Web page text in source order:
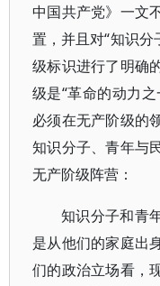
中国共产党》一文
置，并且对“知识分
级标识进行了明确
级是“革命的动力
必须在无产阶级的
知识分子、青年与
无产阶级阵营：
知识分子和青
是从他们的家庭出
们的政治立场看，